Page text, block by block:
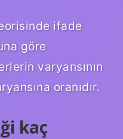
ifade
göre
varyansının
oranıdır.
kaç